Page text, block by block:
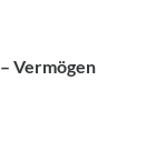
Vermögen